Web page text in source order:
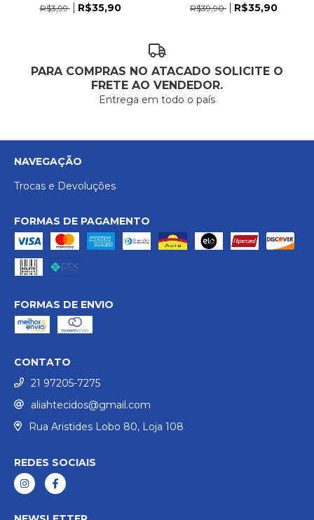
R$3,99
R$35,90
R$39,90
R$35,90
PARA COMPRAS NO ATACADO SOLICITE O
FRETE AO VENDEDOR.
Entrega em todo o país
NAVEGAÇÃO
Trocas e Devoluções
FORMAS DE PAGAMENTO
FORMAS DE ENVIO
CONTATO
21 97205-7275
aliahtecidos@gmail.com
Rua Aristides Lobo 80, Loja 108
REDES SOCIAIS